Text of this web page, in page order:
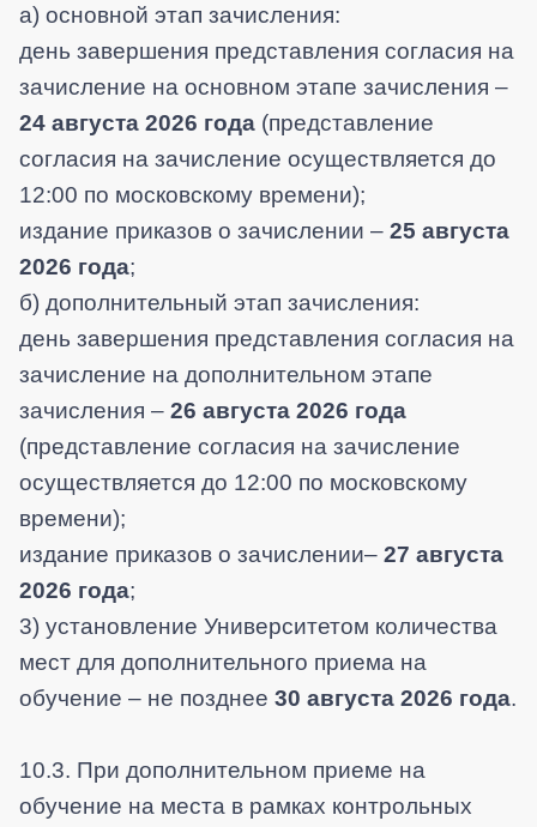
а) основной этап зачисления:
день завершения представления согласия на
зачисление на основном этапе зачисления –
24 августа 2026 года (представление
согласия на зачисление осуществляется до
12:00 по московскому времени);
издание приказов о зачислении – 25 августа
2026 года;
б) дополнительный этап зачисления:
день завершения представления согласия на
зачисление на дополнительном этапе
зачисления – 26 августа 2026 года
(представление согласия на зачисление
осуществляется до 12:00 по московскому
времени);
издание приказов о зачислении– 27 августа
2026 года;
3) установление Университетом количества
мест для дополнительного приема на
обучение – не позднее 30 августа 2026 года.
10.3. При дополнительном приеме на
обучение на места в рамках контрольных